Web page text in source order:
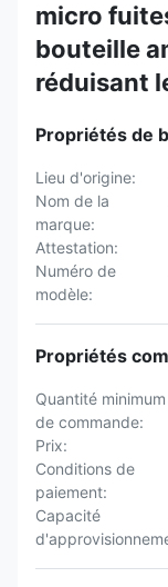
micro
bouteille
réduisant
Propriétés de
Lieu d'origine:
Nom de la
marque:
Attestation:
Numéro de
modèle:
Propriétés
Quantité minimum
de commande:
Prix:
Conditions de
paiement:
Capacité